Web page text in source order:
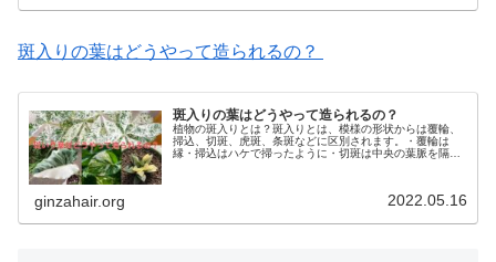
斑入りの葉はどうやって造られるの？
斑入りの葉はどうやって造られるの？
植物の斑入りとは？斑入りとは、模様の形状からは覆輪、
掃込、切斑、虎斑、条斑などに区別されます。・覆輪は
縁・掃込はハケで掃ったように・切斑は中央の葉脈を隔て
ginzahair.org 2022.05.16